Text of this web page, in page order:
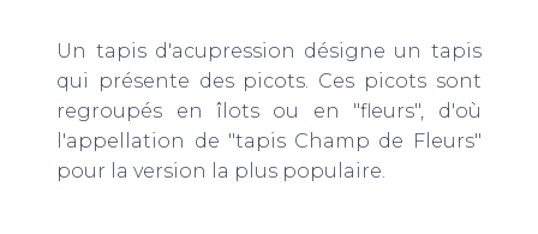
Un tapis d'acupression désigne un tapis
qui présente des picots. Ces picots sont
regroupés en îlots ou en "fleurs", d'où
l'appellation de "tapis Champ de Fleurs"
pour la version la plus populaire.